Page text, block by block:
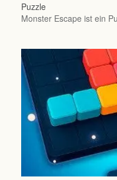
Puzzle
Monster Escape ist ein